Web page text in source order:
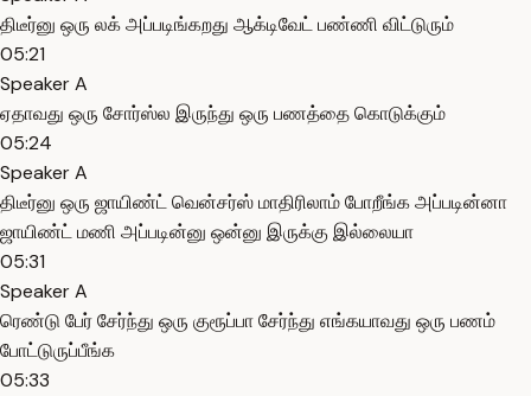
திடீர்னு ஒரு லக் அப்படிங்கறது ஆக்டிவேட் பண்ணி விட்டுரும்
05:21
Speaker A
ஏதாவது ஒரு சோர்ஸ்ல இருந்து ஒரு பணத்தை கொடுக்கும்
05:24
Speaker A
திடீர்னு ஒரு ஜாயிண்ட் வென்சர்ஸ் மாதிரிலாம் போறீங்க அப்படின்னா
ஜாயிண்ட் மணி அப்படின்னு ஒன்னு இருக்கு இல்லையா
05:31
Speaker A
ரெண்டு பேர் சேர்ந்து ஒரு குரூப்பா சேர்ந்து எங்கயாவது ஒரு பணம்
போட்டுருப்பீங்க
05:33